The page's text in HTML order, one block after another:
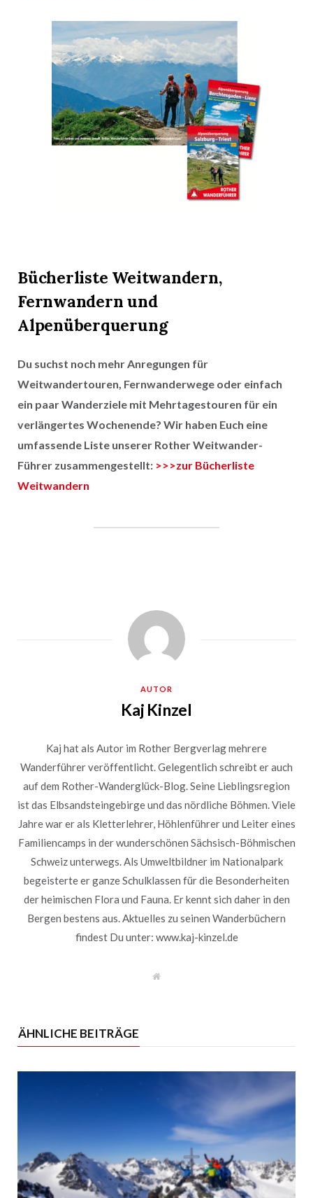
Bücherliste Weitwandern,
Fernwandern und
Alpenüberquerung
Du suchst noch mehr Anregungen für
Weitwandertouren, Fernwanderwege oder einfach
ein paar Wanderziele mit Mehrtagestouren für ein
verlängertes Wochenende? Wir haben Euch eine
umfassende Liste unserer Rother Weitwander-
Führer zusammengestellt: >>>zur Bücherliste
Weitwandern
AUTOR
Kaj Kinzel
Kaj hat als Autor im Rother Bergverlag mehrere
Wanderführer veröffentlicht. Gelegentlich schreibt er auch
auf dem Rother-Wanderglück-Blog. Seine Lieblingsregion
ist das Elbsandsteingebirge und das nördliche Böhmen. Viele
Jahre war er als Kletterlehrer, Höhlenführer und Leiter eines
Familiencamps in der wunderschönen Sächsisch-Böhmischen
Schweiz unterwegs. Als Umweltbildner im Nationalpark
begeisterte er ganze Schulklassen für die Besonderheiten
der heimischen Flora und Fauna. Er kennt sich daher in den
Bergen bestens aus. Aktuelles zu seinen Wanderbüchern
findest Du unter: www.kaj-kinzel.de
W
ÄHNLICHE BEITRÄGE